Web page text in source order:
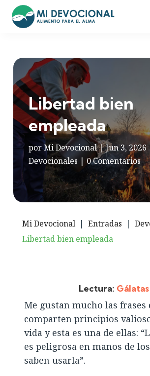
Libertad bien
empleada
porMi Devocional|Jun 3, 2026
Devocionales | 0 Comentarios
Mi Devocional | Entradas |
Libertad bien empleada
Lectura:
Me gustan mucho las frases
comparten principios
vida y esta es una de ellas:
es peligrosa en manos de
saben usarla”.